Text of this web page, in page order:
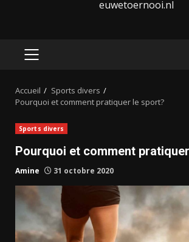
euwetoernooi.nl
MENU
Accueil
Sports divers
Pourquoi et comment pratiquer le sport?
Sports divers
Pourquoi et comment
Amine 31 octobre 2020